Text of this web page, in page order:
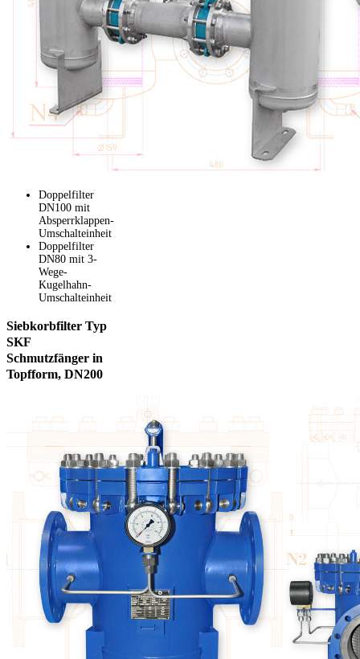
Doppelfilter
DN100 mit
Absperrklappen-
Umschalteinheit
Doppelfilter
DN80 mit 3-
Wege-
Kugelhahn-
Umschalteinheit
Siebkorbfilter Typ
SKF
Schmutzfänger in
Topfform, DN200